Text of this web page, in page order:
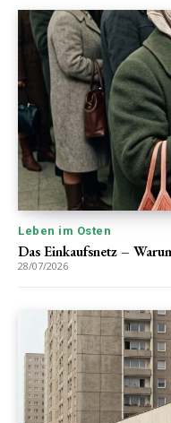
Leben im Osten
Das Einkaufsnetz –
28/07/2026